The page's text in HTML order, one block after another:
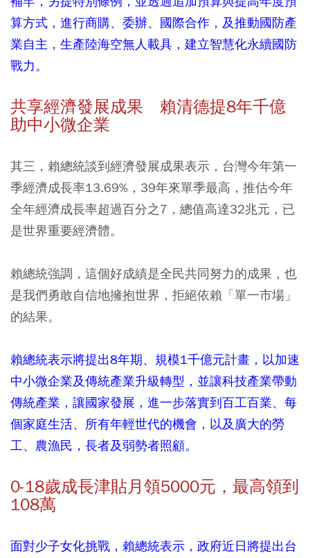
算方式，進行商購、委辦、國際合作，及推動國防產
業自主，生產陸海空無人載具，建立智慧化永續國防
戰力。
共享經濟發展成果 賴清德提8年千億
助中小微企業
其三，賴總統談到經濟發展成果表示，台灣今年第一
季經濟成長率13.69%，39年來單季最高，推估今年
全年經濟成長率超過百分之7，總值高達32兆元，已
是世界重要經濟體。
賴總統強調，這個好成績是全民共同努力的成果，也
是我們勇敢自信地擁抱世界，拒絕依賴「單一市場」
的結果。
賴總統表示將提出8年期、規模1千億元計畫，以加速
中小微企業及傳統產業升級轉型，並讓科技產業帶動
傳統產業，讓國家發展，進一步落實到百工百業、每
個家庭生活、所有年輕世代的機會，以及廣大的勞
工、農漁民，長者及弱勢者照顧。
0-18歲成長津貼月領5000元，最高領到
108萬
面對少子女化挑戰，賴總統表示，政府近日將提出台